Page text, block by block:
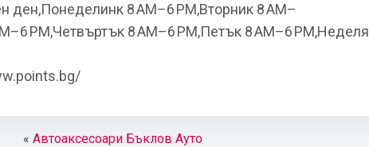
ден,Понеделинк 8 AM–6 PM,Вторник 8 AM–
PM,Четвъртък 8 AM–6 PM,Петък 8 AM–6 PM,Неделя
« Автоаксесоари Бъклов Ауто